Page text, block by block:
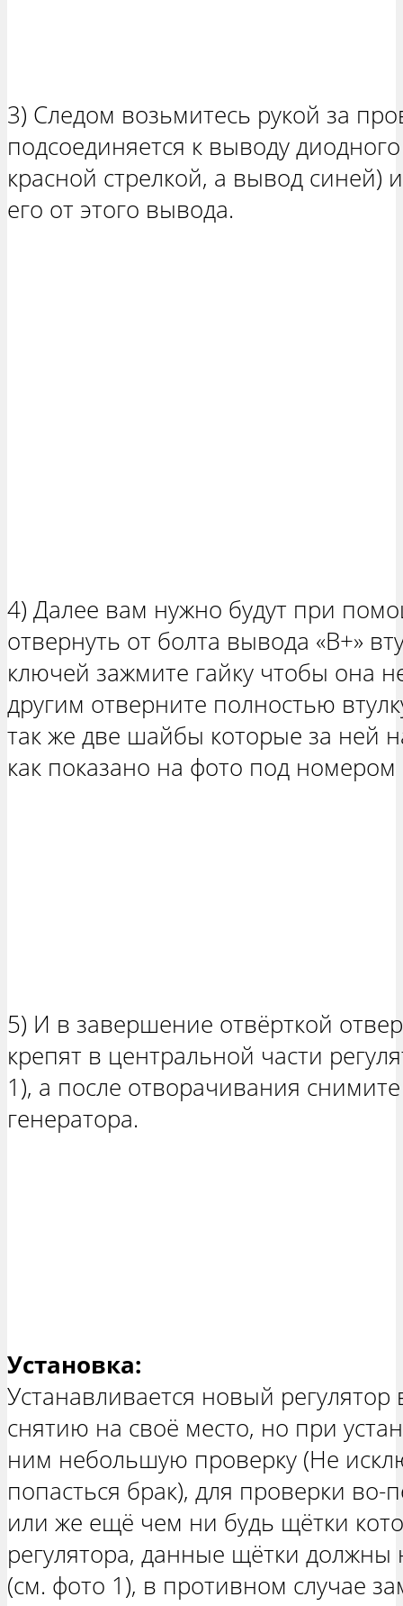
3) Следом возьмитесь рукой за
подсоединяется к выводу
красной стрелкой, а вывод синей)
его от этого вывода.
4) Далее вам нужно будут при
отвернуть от болта вывода «В+»
ключей зажмите гайку чтобы она
другим отверните полностью
так же две шайбы которые за ней
как показано на фото под номером
5) И в завершение отвёрткой
крепят в центральной части
1), а после отворачивания
генератора.
Установка:
Устанавливается новый
снятию на своё место, но при
ним небольшую проверку (Не
попасться брак), для проверки
или же ещё чем ни будь щётки
регулятора, данные щётки
(см. фото 1), в противном случае